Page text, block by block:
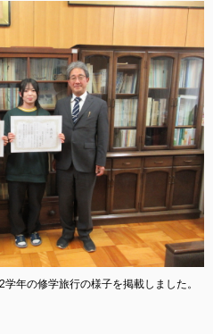
年の修学旅行の様子を掲載しました。